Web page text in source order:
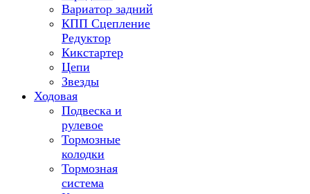
Вариатор задний
КПП Сцепление
Редуктор
Кикстартер
Цепи
Звезды
Ходовая
Подвеска и
рулевое
Тормозные
колодки
Тормозная
система